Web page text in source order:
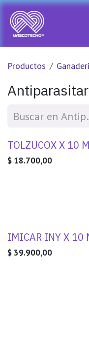
Ir al contenido
Productos
TOLZUCOX X 10
$ 18.700,00
IMICAR INY X 10
$ 39.900,00